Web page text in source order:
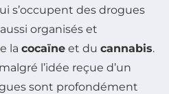
s’occupent des drogues
organisés et
la cocaïne et du cannabis.
l’idée reçue d’un
sont profondément